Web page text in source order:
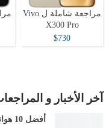
مراجعة شاملة ل Vivo
X300 Pro
$730
آخر الأخبار و
أفضل 10 هواتف ذكية لعام 2025